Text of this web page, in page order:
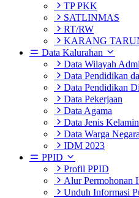
TP PKK
SATLINMAS
RT/RW
KARANG
Data Kalurahan
Data Wilayah
Data Pendidikan
Data Pendidikan
Data Pekerjaan
Data Agama
Data Jenis Kelamin
Data Warga Negara
IDM 2023
PPID
Profil PPID
Alur Permohonan
Unduh Informasi